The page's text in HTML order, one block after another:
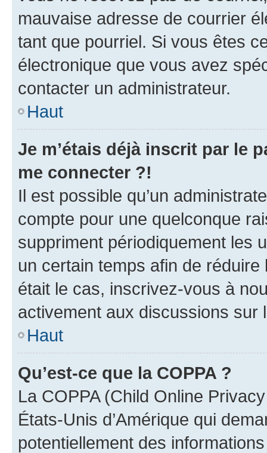
mauvaise adresse de courrier
tant que pourriel. Si vous êtes
électronique que vous avez
contacter un administrateur.
Haut
Je m’étais déjà inscrit par le
me connecter ?!
Il est possible qu’un
compte pour une quelconque
suppriment périodiquement les
un certain temps afin de
était le cas, inscrivez-vous à
activement aux discussions sur
Haut
Qu’est-ce que la COPPA ?
La COPPA (Child Online
États-Unis d’Amérique qui
potentiellement des